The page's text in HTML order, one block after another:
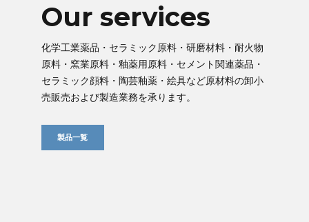
Our services
化学工業薬品・セラミック原料・研磨材料・耐火物
原料・窯業原料・釉薬用原料・セメント関連薬品・
セラミック顔料・陶芸釉薬・絵具など原材料の卸小
売販売および製造業務を承ります。
製品一覧